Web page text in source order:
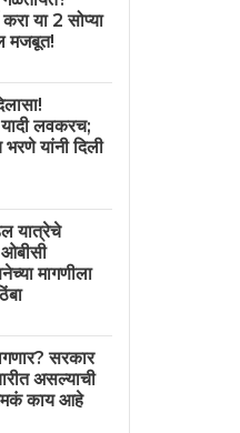
या 2 सोप्या
मजबूत!
यादी लवकरच;
भरणे यांनी दिली
यात्रेचे
मागणीला
सरकार
असल्याची
काय आहे